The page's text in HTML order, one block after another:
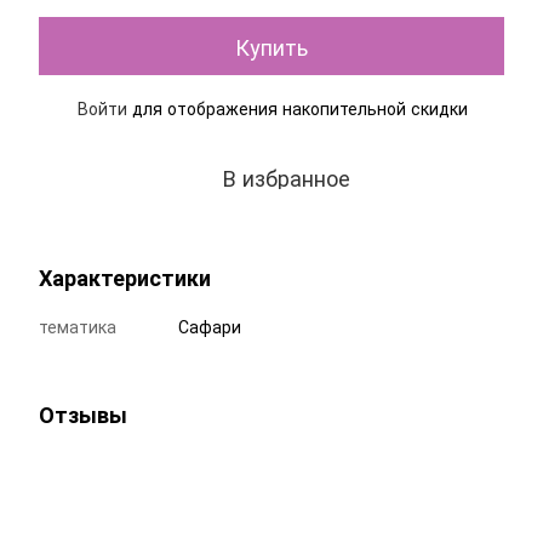
Купить
Войти для отображения накопительной скидки
В избранное
Характеристики
тематика Сафари
Отзывы